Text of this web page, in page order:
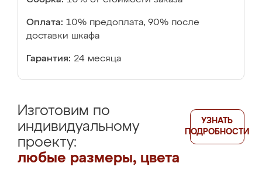
Оплата: 10% предоплата, 90% после
доставки шкафа
Гарантия: 24 месяца
Изготовим по
индивидуальному
проекту:
любые размеры, цвета
УЗНАТЬ
ПОДРОБНОСТИ